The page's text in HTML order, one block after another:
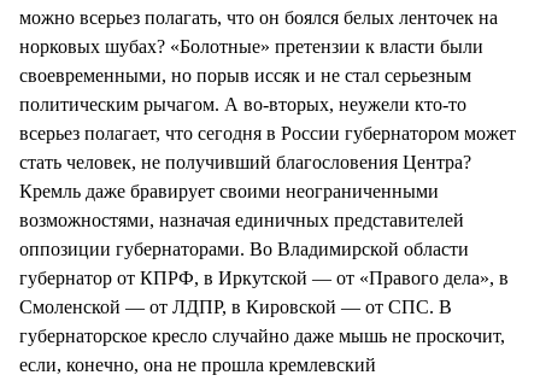
можно всерьез полагать, что он боялся белых ленточек на
норковых шубах? «Болотные» претензии к власти были
своевременными, но порыв иссяк и не стал серьезным
политическим рычагом. А во-вторых, неужели кто-то
всерьез полагает, что сегодня в России губернатором может
стать человек, не получивший благословения Центра?
Кремль даже бравирует своими неограниченными
возможностями, назначая единичных представителей
оппозиции губернаторами. Во Владимирской области
губернатор от КПРФ, в Иркутской — от «Правого дела», в
Смоленской — от ЛДПР, в Кировской — от СПС. В
губернаторское кресло случайно даже мышь не проскочит,
если, конечно, она не прошла кремлевский